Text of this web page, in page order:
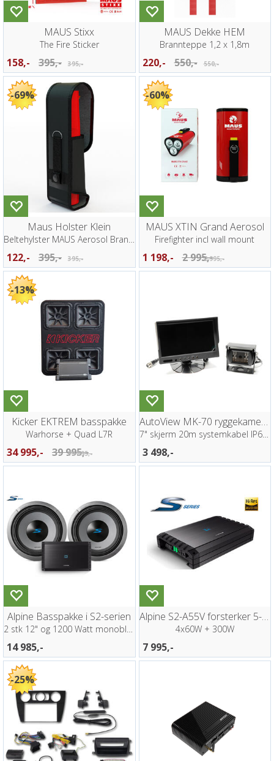
MAUS Stixx
The Fire Sticker
158,- 395,- 395,-
MAUS Dekke HEM
Brannteppe 1,2 x 1,8m
220,- 550,- 550,-
69%
Maus Holster Klein
Beltehylster MAUS Aerosol Brannslukker
122,- 395,- 395,-
60%
MAUS XTIN Grand Aerosol
Firefighter incl wall mount
1 198,- 2 995,-2 995,-
13%
Kicker EKTREM basspakke
Warhorse + Quad L7R
34 995,- 39 995,-
39 995,-
AutoView MK-70 ryggekamera pakke
7" skjerm 20m systemkabel IP68 kamera
3 498,-
Alpine Basspakke i S2-serien
14 985,-
Alpine S2-A55V forsterker 5-kanaler
4x60W + 300W
7 995,-
25%